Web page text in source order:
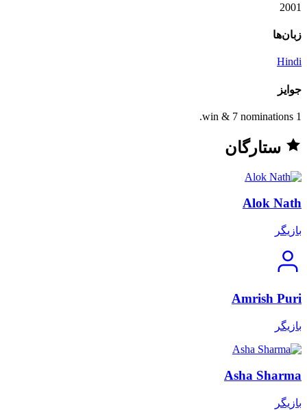
2001
زبان‌ها
Hindi
جوایز
1 win & 7 nominations.
ستارگان
Alok Nath
بازیگر
Amrish Puri
بازیگر
Asha Sharma
بازیگر